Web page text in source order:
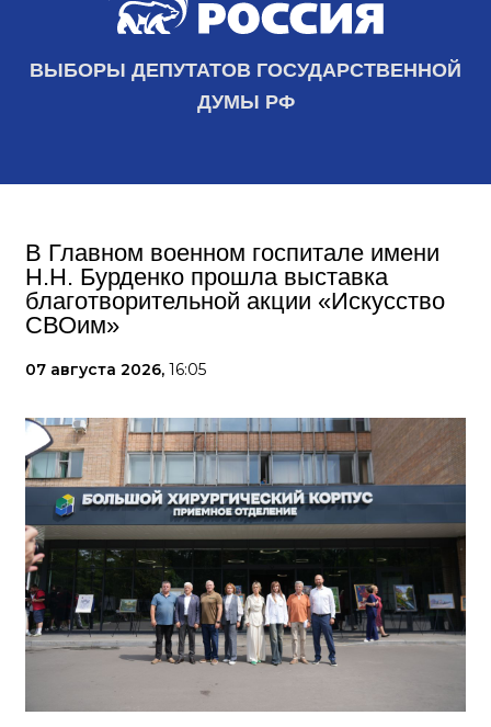
ВЫБОРЫ ДЕПУТАТОВ ГОСУДАРСТВЕННОЙ
ДУМЫ РФ
В Главном военном госпитале имени
Н.Н. Бурденко прошла выставка
благотворительной акции «Искусство
СВОим»
07 августа 2026, 16:05